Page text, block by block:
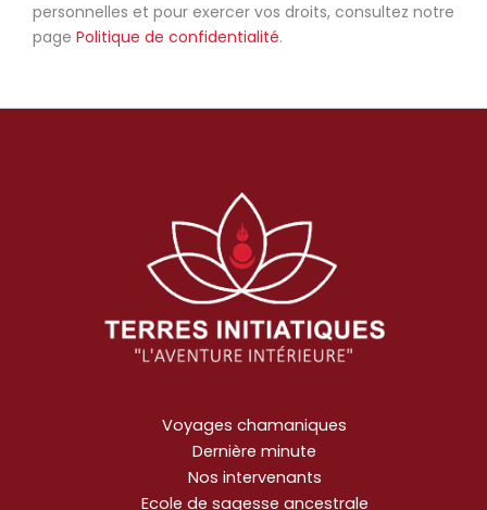
personnelles et pour exercer vos droits, consultez notre
page Politique de confidentialité.
Voyages chamaniques
Dernière minute
Nos intervenants
Ecole de sagesse ancestrale